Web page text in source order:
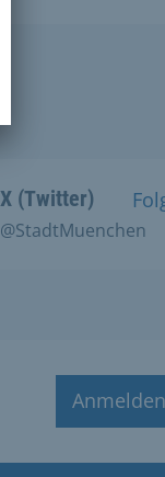
X (Twitter)
@StadtMuenchen
Anmelden